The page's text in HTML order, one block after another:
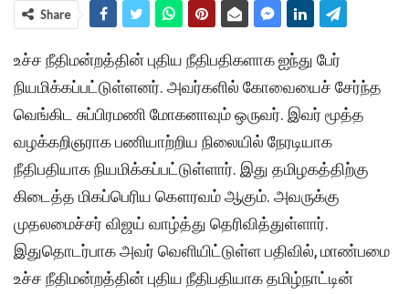
Share
உச்ச நீதிமன்றத்தின் புதிய நீதிபதிகளாக ஐந்து பேர்
நியமிக்கப்பட்டுள்ளனர். அவர்களில் கோவையைச் சேர்ந்த
வெங்கிட சுப்பிரமணி மோகனாவும் ஒருவர். இவர் மூத்த
வழக்கறிஞராக பணியாற்றிய நிலையில் நேரடியாக
நீதிபதியாக நியமிக்கப்பட்டுள்ளார். இது தமிழகத்திற்கு
கிடைத்த மிகப்பெரிய கௌரவம் ஆகும். அவருக்கு
முதலமைச்சர் விஜய் வாழ்த்து தெரிவித்துள்ளார்.
இதுதொடர்பாக அவர் வெளியிட்டுள்ள பதிவில், மாண்பமை
உச்ச நீதிமன்றத்தின் புதிய நீதிபதியாக தமிழ்நாட்டின்